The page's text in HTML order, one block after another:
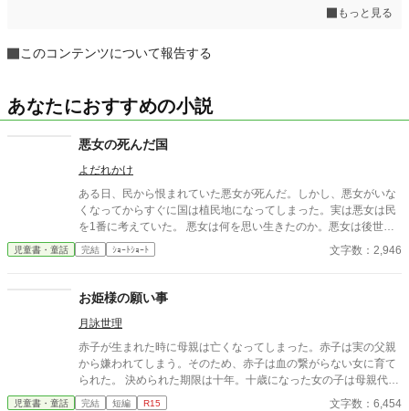
もっと見る
このコンテンツについて報告する
あなたにおすすめの小説
悪女の死んだ国
よだれかけ
ある日、民から恨まれていた悪女が死んだ。しかし、悪女がいな
くなってからすぐに国は植民地になってしまった。実は悪女は民
を1番に考えていた。 悪女は何を思い生きたのか。悪女は後世に
何を残したのか......... 2話完結 1/14に2話の内容を増やしました
児童書・童話 完結 ｼｮｰﾄｼｮｰﾄ 文字数：2,946
お姫様の願い事
月詠世理
赤子が生まれた時に母親は亡くなってしまった。赤子は実の父親
から嫌われてしまう。そのため、赤子は血の繋がらない女に育て
られた。 決められた期限は十年。十歳になった女の子は母親代わ
りに連れられて城に行くことになった。女の子の実の父親のもと
児童書・童話 完結 短編 R15 文字数：6,454